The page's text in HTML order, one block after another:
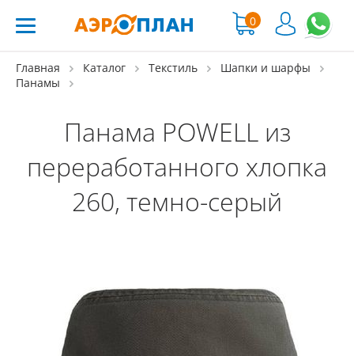
0
Главная Каталог Текстиль
Шапки и шарфы
Панамы
Панама POWELL из
переработанного хлопка
260, темно-серый